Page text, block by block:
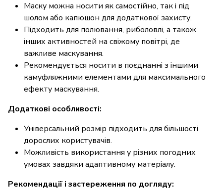
Маску можна носити як самостійно, так і під
шолом або капюшон для додаткової захисту.
Підходить для полювання, риболовлі, а також
інших активностей на свіжому повітрі, де
важливе маскування.
Рекомендується носити в поєднанні з іншими
камуфляжними елементами для максимального
ефекту маскування.
Додаткові особливості:
Універсальний розмір підходить для більшості
дорослих користувачів.
Можливість використання у різних погодних
умовах завдяки адаптивному матеріалу.
Рекомендації і застереження по догляду: